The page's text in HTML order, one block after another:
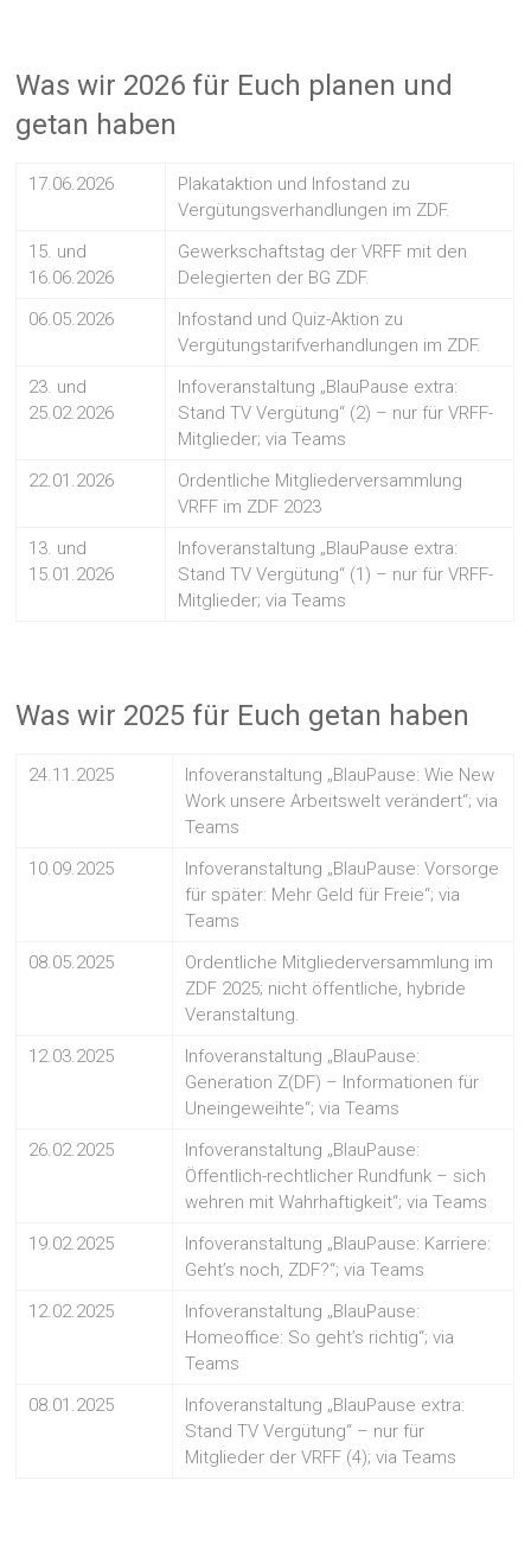
Was wir 2026 für Euch planen und
getan haben
17.06.2026
Plakataktion und Infostand zu
Vergütungsverhandlungen im ZDF.
15. und
16.06.2026
Gewerkschaftstag der VRFF mit den
Delegierten der BG ZDF.
06.05.2026
Infostand und Quiz-Aktion zu
Vergütungstarifverhandlungen im ZDF.
23. und
25.02.2026
Infoveranstaltung „BlauPause extra:
Stand TV Vergütung“ (2) – nur für VRFF-
Mitglieder; via Teams
22.01.2026
Ordentliche Mitgliederversammlung
VRFF im ZDF 2023
13. und
15.01.2026
Infoveranstaltung „BlauPause extra:
Stand TV Vergütung“ (1) – nur für VRFF-
Mitglieder; via Teams
Was wir 2025 für Euch getan haben
24.11.2025
Infoveranstaltung „BlauPause: Wie New
Work unsere Arbeitswelt verändert“; via
Teams
10.09.2025
Infoveranstaltung „BlauPause: Vorsorge
für später: Mehr Geld für Freie“; via
Teams
08.05.2025
Ordentliche Mitgliederversammlung im
ZDF 2025; nicht öffentliche, hybride
Veranstaltung.
12.03.2025
Infoveranstaltung „BlauPause:
Generation Z(DF) – Informationen für
Uneingeweihte“; via Teams
26.02.2025
Infoveranstaltung „BlauPause:
Öffentlich-rechtlicher Rundfunk – sich
wehren mit Wahrhaftigkeit“; via Teams
19.02.2025
Infoveranstaltung „BlauPause: Karriere:
Geht’s noch, ZDF?“; via Teams
12.02.2025
Infoveranstaltung „BlauPause:
Homeoffice: So geht’s richtig“; via
Teams
08.01.2025
Infoveranstaltung „BlauPause extra:
Stand TV Vergütung“ – nur für
Mitglieder der VRFF (4); via Teams